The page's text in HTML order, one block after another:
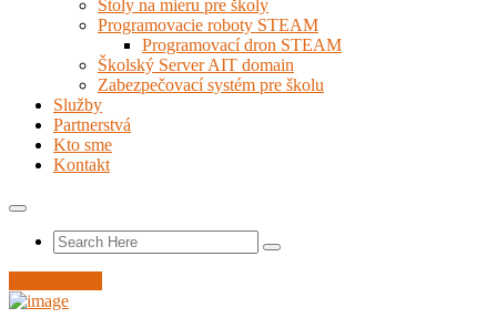
Stoly na mieru pre školy
Programovacie roboty STEAM
Programovací dron STEAM
Školský Server AIT domain
Zabezpečovací systém pre školu
Služby
Partnerstvá
Kto sme
Kontakt